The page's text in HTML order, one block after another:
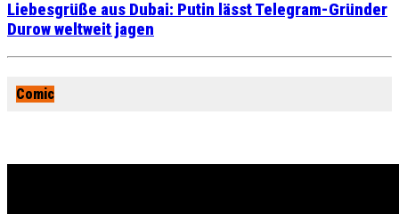
Liebesgrüße aus Dubai: Putin lässt Telegram-Gründer
Durow weltweit jagen
Comic